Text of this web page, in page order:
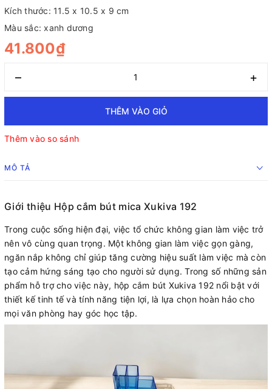
Kích thước: 11.5 x 10.5 x 9 cm
Màu sắc: xanh dương
41.800₫
– +
THÊM VÀO GIỎ
Thêm vào so sánh
MÔ TẢ
Giới thiệu Hộp cắm bút mica Xukiva 192
Trong cuộc sống hiện đại, việc tổ chức không gian làm việc trở
nên vô cùng quan trọng. Một không gian làm việc gọn gàng,
ngăn nắp không chỉ giúp tăng cường hiệu suất làm việc mà còn
tạo cảm hứng sáng tạo cho người sử dụng. Trong số những sản
phẩm hỗ trợ cho việc này, hộp cắm bút Xukiva 192 nổi bật với
thiết kế tinh tế và tính năng tiện lợi, là lựa chọn hoàn hảo cho
mọi văn phòng hay góc học tập.